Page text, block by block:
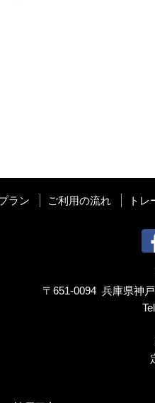
ラン ご利用の流れ トレ
〒651-0094 兵庫県神